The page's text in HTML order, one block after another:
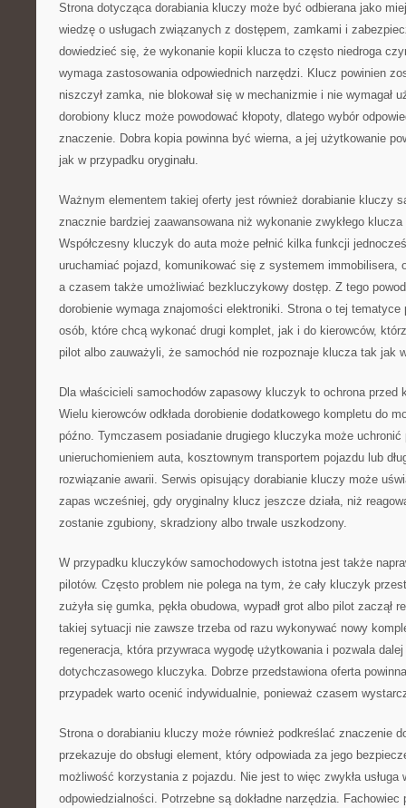
Strona dotycząca dorabiania kluczy może być odbierana jako
wiedzę o usługach związanych z dostępem, zamkami i
dowiedzieć się, że wykonanie kopii klucza to często niedroga
wymaga zastosowania odpowiednich narzędzi. Klucz powinien
niszczył zamka, nie blokował się w mechanizmie i nie wymagał
dorobiony klucz może powodować kłopoty, dlatego wybór
znaczenie. Dobra kopia powinna być wierna, a jej użytkowanie
jak w przypadku oryginału.
Ważnym elementem takiej oferty jest również dorabianie kluczy
znacznie bardziej zaawansowana niż wykonanie zwykłego
Współczesny kluczyk do auta może pełnić kilka funkcji
uruchamiać pojazd, komunikować się z systemem immobilisera,
a czasem także umożliwiać bezkluczykowy dostęp. Z tego
dorobienie wymaga znajomości elektroniki. Strona o tej tematyce
osób, które chcą wykonać drugi komplet, jak i do kierowców,
pilot albo zauważyli, że samochód nie rozpoznaje klucza tak jak
Dla właścicieli samochodów zapasowy kluczyk to ochrona przed
Wielu kierowców odkłada dorobienie dodatkowego kompletu do
późno. Tymczasem posiadanie drugiego kluczyka może uchronić
unieruchomieniem auta, kosztownym transportem pojazdu lub
rozwiązanie awarii. Serwis opisujący dorabianie kluczy może
zapas wcześniej, gdy oryginalny klucz jeszcze działa, niż
zostanie zgubiony, skradziony albo trwale uszkodzony.
W przypadku kluczyków samochodowych istotna jest także
pilotów. Często problem nie polega na tym, że cały kluczyk
zużyła się gumka, pękła obudowa, wypadł grot albo pilot zaczął
takiej sytuacji nie zawsze trzeba od razu wykonywać nowy
regeneracja, która przywraca wygodę użytkowania i pozwala
dotychczasowego kluczyka. Dobrze przedstawiona oferta
przypadek warto ocenić indywidualnie, ponieważ czasem
Strona o dorabianiu kluczy może również podkreślać znaczenie
przekazuje do obsługi element, który odpowiada za jego
możliwość korzystania z pojazdu. Nie jest to więc zwykła usługa
odpowiedzialności. Potrzebne są dokładne narzędzia.